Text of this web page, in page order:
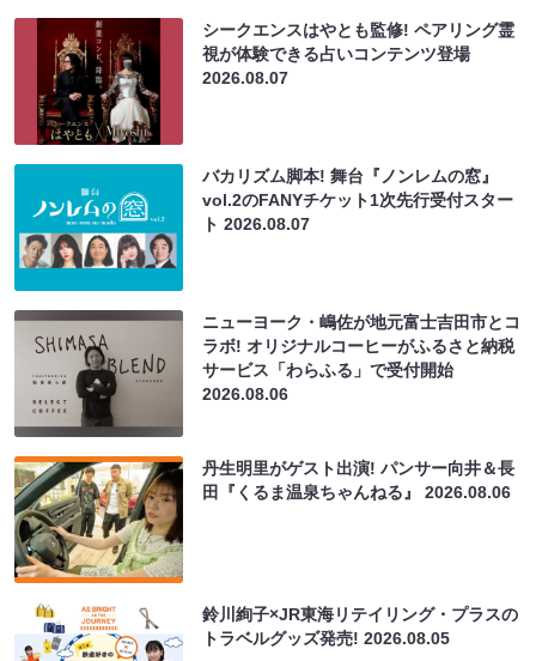
シークエンスはやとも監修! ペアリング霊
視が体験できる占いコンテンツ登場
2026.08.07
バカリズム脚本! 舞台『ノンレムの窓』
vol.2のFANYチケット1次先行受付スター
ト2026.08.07
ニューヨーク・嶋佐が地元富士吉田市とコ
ラボ! オリジナルコーヒーがふるさと納税
サービス「わらふる」で受付開始
2026.08.06
丹生明里がゲスト出演! パンサー向井＆長
田『くるま温泉ちゃんねる』2026.08.06
鈴川絢子×JR東海リテイリング・プラスの
トラベルグッズ発売!2026.08.05